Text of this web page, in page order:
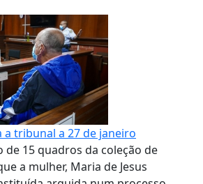
a tribunal a 27 de janeiro
de 15 quadros da coleção de
a mulher, Maria de Jesus